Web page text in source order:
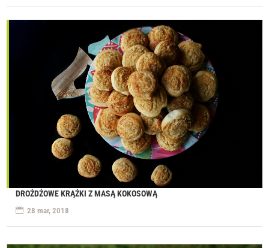
DROŻDŻOWE KRĄŻKI Z MASĄ KOKOSOWĄ
28 mar, 2018